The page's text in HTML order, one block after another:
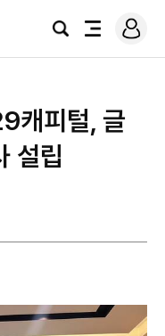
검
전
로
그
캐피털, 글
설립